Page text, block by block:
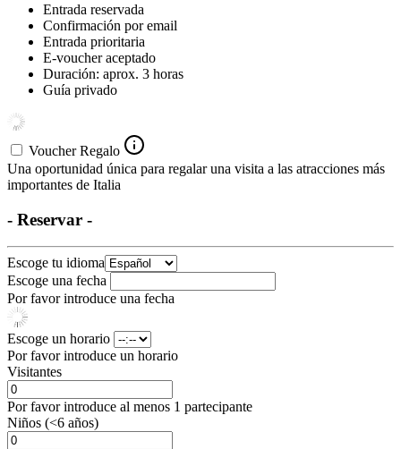
Entrada reservada
Confirmación por email
Entrada prioritaria
E-voucher aceptado
Duración: aprox. 3 horas
Guía privado
Voucher Regalo
Una oportunidad única para regalar una visita a las atracciones más
importantes de Italia
- Reservar -
Escoge tu idioma
Escoge una fecha
Por favor introduce una fecha
Escoge un horario
Por favor introduce un horario
Visitantes
Por favor introduce al menos 1 partecipante
Niños (<6 años)